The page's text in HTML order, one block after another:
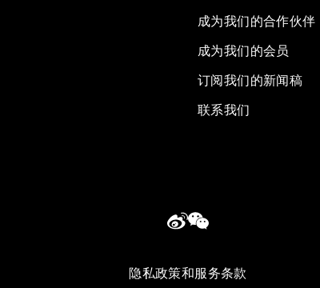
成为我们的合作伙伴
成为我们的会员
订阅我们的新闻稿
联系我们
隐私政策和服务条款